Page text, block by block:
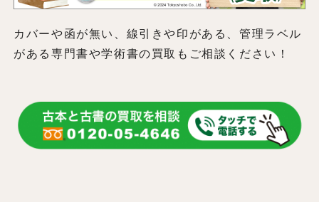
カバーや函が無い、線引きや印がある、管理ラベル
がある専門書や学術書の買取もご相談ください！